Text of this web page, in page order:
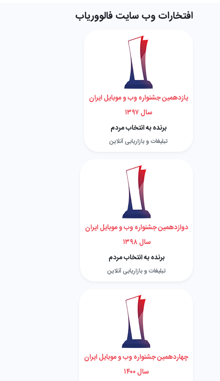
افتخارات وب سایت فالووریاب
یازدهمین جشنواره وب و موبایل ایران
سال ۱۳۹۷
برنده به انتخاب مردم
تبلیغات و بازاریابی آنلاین
دوازدهمین جشنواره وب و موبایل ایران
سال ۱۳۹۸
برنده به انتخاب مردم
تبلیغات و بازاریابی آنلاین
چهاردهمین جشنواره وب و موبایل ایران
سال ۱۴۰۰